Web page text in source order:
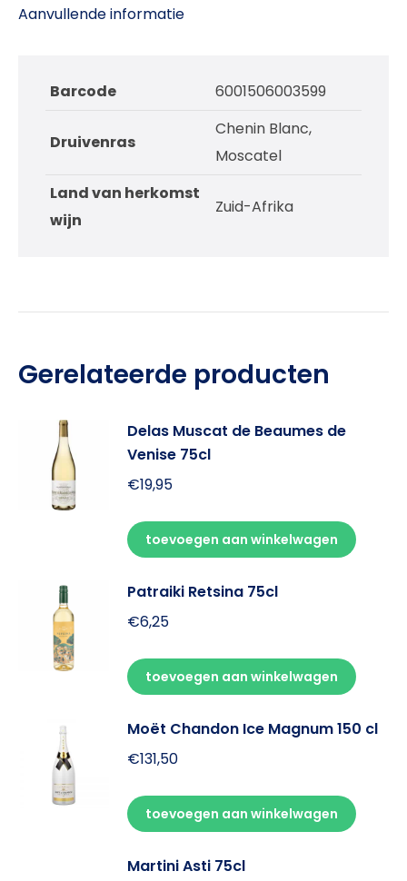
Aanvullende informatie
Barcode 6001506003599
Druivenras
Chenin Blanc,
Moscatel
Land van herkomst
wijn
Zuid-Afrika
Gerelateerde producten
Delas Muscat de Beaumes de
Venise 75cl
€19,95
toevoegen aan winkelwagen
Patraiki Retsina 75cl
€6,25
toevoegen aan winkelwagen
Moët Chandon Ice Magnum 150 cl
€131,50
toevoegen aan winkelwagen
Martini Asti 75cl